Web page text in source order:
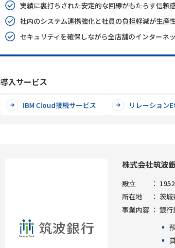
実績に裏打ちされた安定的な回線がもたらす信頼
社内のシステム連携強化と社員の負担軽減が生産
セキュリティを確保しながら全店舗のインターネ
導入サービス
IBM Cloud接続サービス リレーショ
株式会社筑波
設立
所在地
茨城
事業内容
銀行